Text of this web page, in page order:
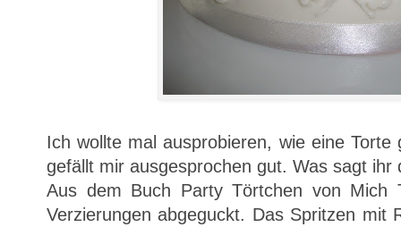
Ich wollte mal ausprobieren, wie eine
gefällt mir ausgesprochen gut. Was sagt ihr
Aus dem Buch Party Törtchen von Mich
Verzierungen abgeguckt. Das Spritzen mit